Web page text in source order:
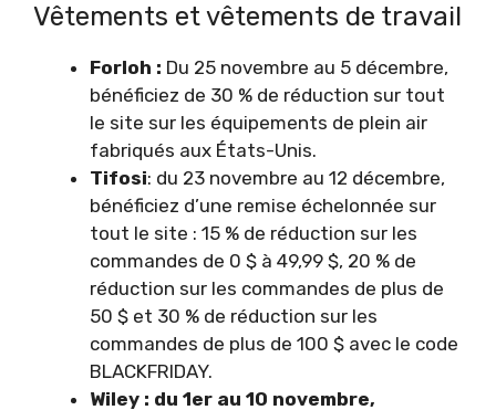
Vêtements et vêtements de travail
Forloh : Du 25 novembre au 5 décembre,
bénéficiez de 30 % de réduction sur tout
le site sur les équipements de plein air
fabriqués aux États-Unis.
Tifosi: du 23 novembre au 12 décembre,
bénéficiez d’une remise échelonnée sur
tout le site : 15 % de réduction sur les
commandes de 0 $ à 49,99 $, 20 % de
réduction sur les commandes de plus de
50 $ et 30 % de réduction sur les
commandes de plus de 100 $ avec le code
BLACKFRIDAY.
Wiley : du 1er au 10 novembre,